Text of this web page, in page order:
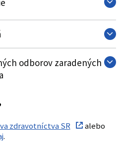
odborov zaradených
zdravotníctva SR
alebo
.